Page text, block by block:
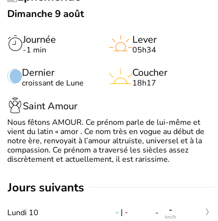
Dimanche 9 août
Journée
-1 min
Dernier
croissant de Lune
Lever
05h34
Coucher
18h17
Saint Amour
Nous fêtons AMOUR. Ce prénom parle de lui-même et
vient du latin « amor . Ce nom très en vogue au début de
notre ère, renvoyait à l’amour altruiste, universel et à la
compassion. Ce prénom a traversé les siècles assez
discrètement et actuellement, il est rarissime.
jours suivants
Lundi 10 - | - - -
km/h